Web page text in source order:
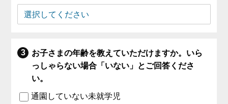
お子さまの年齢を教えていただけますか。いら
っしゃらない場合「いない」とご回答くださ
い。
通園していない未就学児